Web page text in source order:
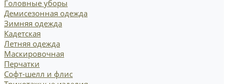
Головные уборы
Демисезонная одежда
Зимняя одежда
Кадетская
Летняя одежда
Маскировочная
Перчатки
Софт-шелл и флис